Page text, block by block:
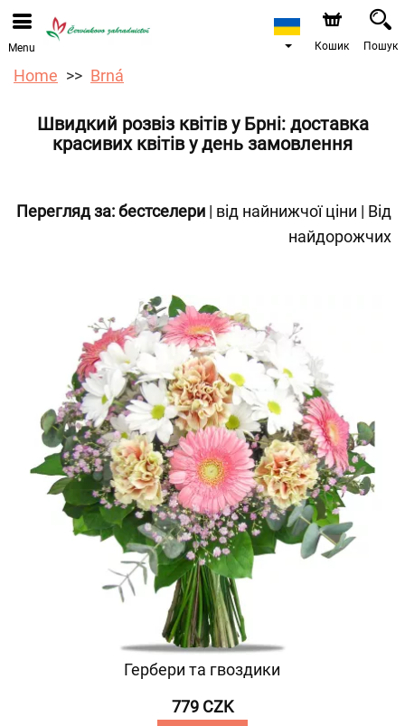
Ми приймаємо замовлення через наш інтернет-
магазин. Найближча можлива дата доставки —
12.08.2026 у зв’язку з відпусткою.
Menu Кошик Пошук
Home Brná
Швидкий розвіз квітів у Брні: доставка
красивих квітів у день замовлення
Перегляд за:бестселери | від найнижчої ціни | Від
найдорожчих
Гербери та гвоздики
779 CZK